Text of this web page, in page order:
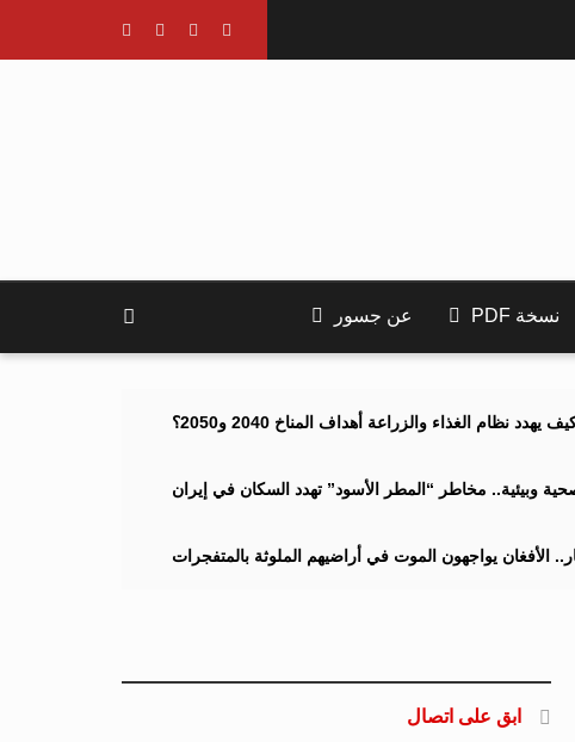
نسخة PDF عن جسور
نظام الغذاء والزراعة أهداف المناخ 2040 و2050؟
وبيئية.. مخاطر “المطر الأسود” تهدد السكان في إيران
الأفغان يواجهون الموت في أراضيهم الملوثة بالمتفجرات
ابق على اتصال